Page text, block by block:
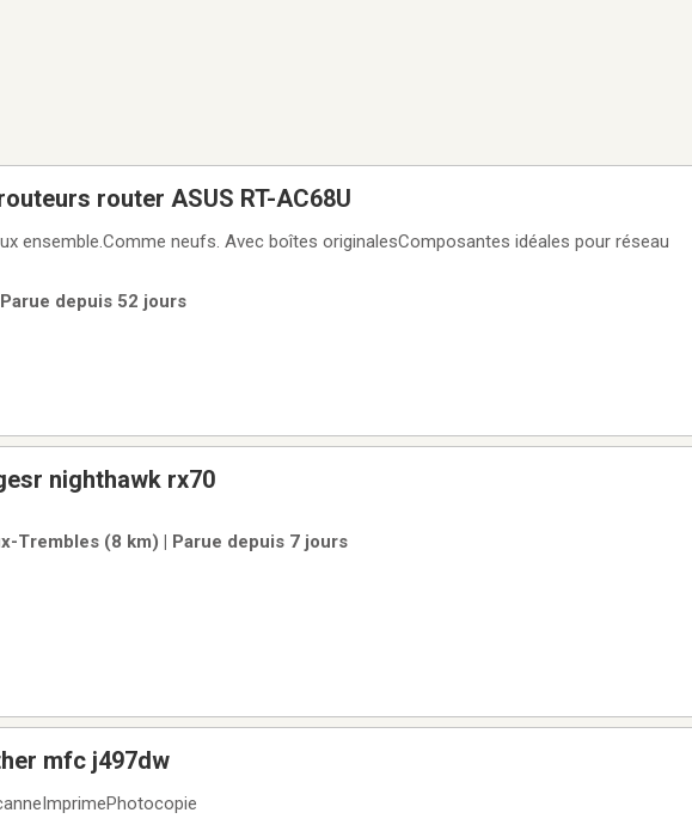
router ASUS RT-AC68U
ensemble.Comme neufs. Avec boîtes originalesComposantes idéales pour réseau
depuis 52 jours
nighthawk rx70
Trembles (8 km) | Parue depuis 7 jours
mfc j497dw